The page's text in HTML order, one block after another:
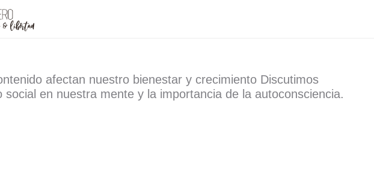
afectan nuestro bienestar y crecimiento Discutimos
en nuestra mente y la importancia de la autoconsciencia.